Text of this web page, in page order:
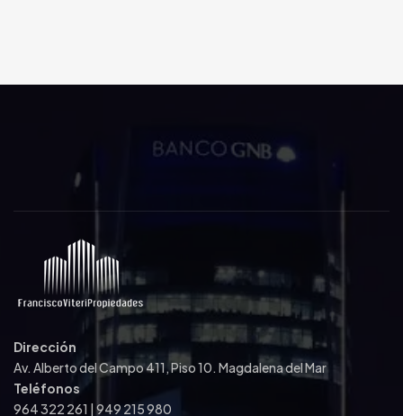
Dirección
Av. Alberto del Campo 411, Piso 10. Magdalena del Mar
Teléfonos
964 322 261 | 949 215 980